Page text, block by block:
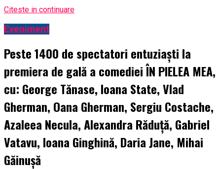
Citeste in continuare
Eveniment
Peste 1400 de spectatori entuziaști la
premiera de gală a comediei ÎN PIELEA MEA,
cu: George Tănase, Ioana State, Vlad
Gherman, Oana Gherman, Sergiu Costache,
Azaleea Necula, Alexandra Răduță, Gabriel
Vatavu, Ioana Ginghină, Daria Jane, Mihai
Găinușă